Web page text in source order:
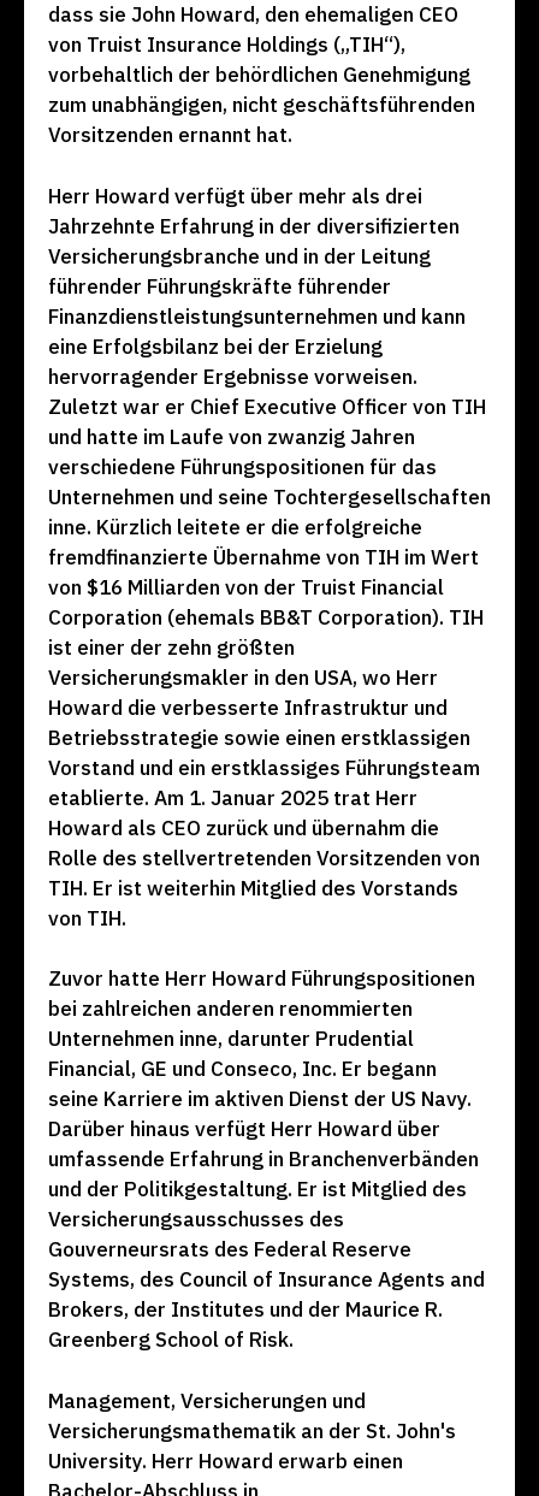
dass sie John Howard, den ehemaligen CEO
von Truist Insurance Holdings („TIH“),
vorbehaltlich der behördlichen Genehmigung
zum unabhängigen, nicht geschäftsführenden
Vorsitzenden ernannt hat.
Herr Howard verfügt über mehr als drei
Jahrzehnte Erfahrung in der diversifizierten
Versicherungsbranche und in der Leitung
führender Führungskräfte führender
Finanzdienstleistungsunternehmen und kann
eine Erfolgsbilanz bei der Erzielung
hervorragender Ergebnisse vorweisen.
Zuletzt war er Chief Executive Officer von TIH
und hatte im Laufe von zwanzig Jahren
verschiedene Führungspositionen für das
Unternehmen und seine Tochtergesellschaften
inne. Kürzlich leitete er die erfolgreiche
fremdfinanzierte Übernahme von TIH im Wert
von $16 Milliarden von der Truist Financial
Corporation (ehemals BB&T Corporation). TIH
ist einer der zehn größten
Versicherungsmakler in den USA, wo Herr
Howard die verbesserte Infrastruktur und
Betriebsstrategie sowie einen erstklassigen
Vorstand und ein erstklassiges Führungsteam
etablierte. Am 1. Januar 2025 trat Herr
Howard als CEO zurück und übernahm die
Rolle des stellvertretenden Vorsitzenden von
TIH. Er ist weiterhin Mitglied des Vorstands
von TIH.
Zuvor hatte Herr Howard Führungspositionen
bei zahlreichen anderen renommierten
Unternehmen inne, darunter Prudential
Financial, GE und Conseco, Inc. Er begann
seine Karriere im aktiven Dienst der US Navy.
Darüber hinaus verfügt Herr Howard über
umfassende Erfahrung in Branchenverbänden
und der Politikgestaltung. Er ist Mitglied des
Versicherungsausschusses des
Gouverneursrats des Federal Reserve
Systems, des Council of Insurance Agents and
Brokers, der Institutes und der Maurice R.
Greenberg School of Risk.
Management, Versicherungen und
Versicherungsmathematik an der St. John's
University. Herr Howard erwarb einen
Bachelor-Abschluss in